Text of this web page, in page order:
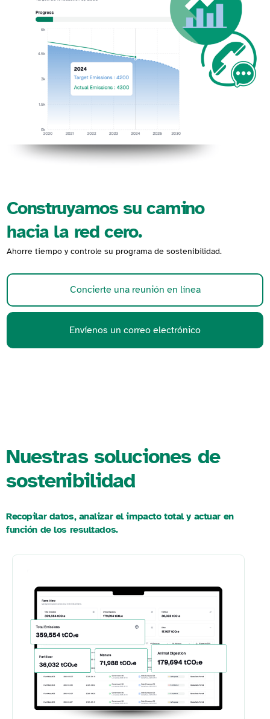
Construyamos su camino
hacia la red cero.
Ahorre tiempo y controle su programa de sostenibilidad.
Concierte una reunión en línea
Envíenos un correo electrónico
Nuestras soluciones de
sostenibilidad
Recopilar datos, analizar el impacto total y actuar en
función de los resultados.